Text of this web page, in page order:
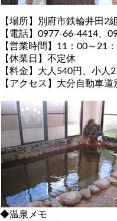
【場所】別府市鉄輪井田2組
【電話】0977-66-4414、
【営業時間】11：00～21
【休業日】不定休
【料金】大人540円、小人
【アクセス】大分自動車
◆温泉メモ